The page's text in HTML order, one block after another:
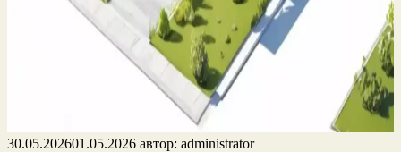
30.05.202601.05.2026 автор: administrator